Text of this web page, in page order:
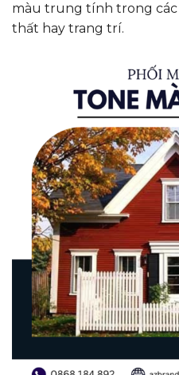
màu trung tính trong các
thất hay trang trí.